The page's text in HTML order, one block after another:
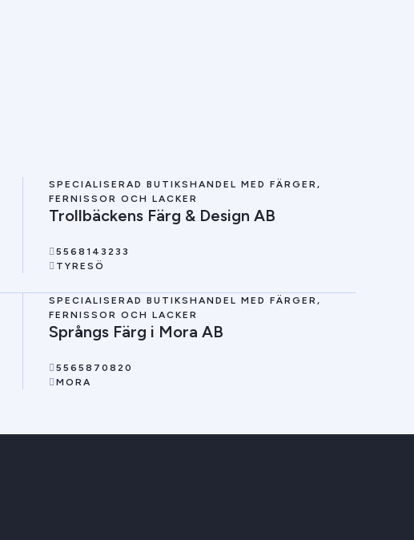
SPECIALISERAD BUTIKSHANDEL MED FÄRGER,
FERNISSOR OCH LACKER
Trollbäckens Färg & Design AB
5568143233
TYRESÖ
SPECIALISERAD BUTIKSHANDEL MED FÄRGER,
FERNISSOR OCH LACKER
Språngs Färg i Mora AB
5565870820
MORA